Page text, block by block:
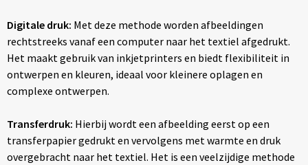
Digitale druk: Met deze methode worden afbeeldingen
rechtstreeks vanaf een computer naar het textiel afgedrukt.
Het maakt gebruik van inkjetprinters en biedt flexibiliteit in
ontwerpen en kleuren, ideaal voor kleinere oplagen en
complexe ontwerpen.
Transferdruk: Hierbij wordt een afbeelding eerst op een
transferpapier gedrukt en vervolgens met warmte en druk
overgebracht naar het textiel. Het is een veelzijdige methode